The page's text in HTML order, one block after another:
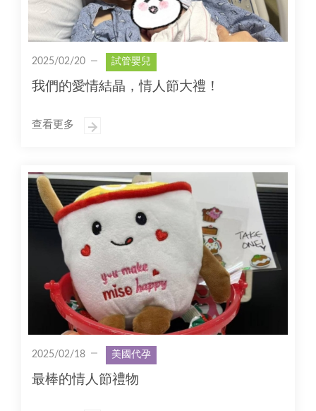
2025/02/20 試管嬰兒
我們的愛情結晶，情人節大禮！
查看更多
2025/02/18 美國代孕
最棒的情人節禮物